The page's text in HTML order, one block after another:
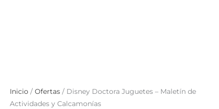
Inicio / Ofertas / Disney Doctora Juguetes – Maletín de
Actividades y Calcamonías